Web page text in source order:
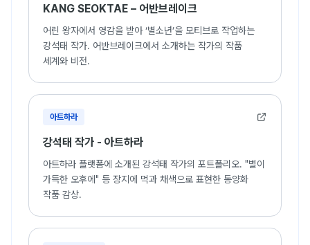
KANG SEOKTAE – 어반브레이크
어린 왕자에서 영감을 받아 ‘별소년’을 모티브로 작업하는
강석태 작가. 어반브레이크에서 소개하는 작가의 작품
세계와 비전.
아트하라
강석태 작가 - 아트하라
아트하라 플랫폼에 소개된 강석태 작가의 포트폴리오. "별이
가득한 오후에" 등 장지에 먹과 채색으로 표현한 동양화
작품 감상.